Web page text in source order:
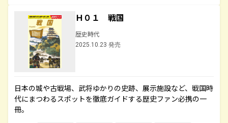
Ｈ０１ 戦国
歴史時代
2025.10.23 発売
日本の城や古戦場、武将ゆかりの史跡、展示施設など、戦国時
代にまつわるスポットを徹底ガイドする歴史ファン必携の一
冊。